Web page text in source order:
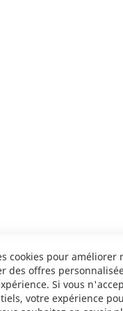
cookies pour améliorer
des offres
Si vous
votre expérience